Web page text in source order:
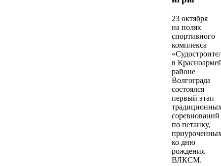
23 октября
на полях
спортивного
комплекса
в
районе
Волгограда
состоялся
первый этап
соревнований
по петанку,
ко дню
рождения
ВЛКСМ.